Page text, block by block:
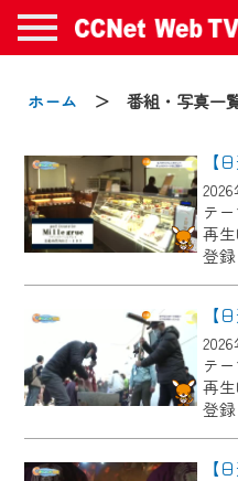
ホーム ＞ 番組・写真一
テ
再
登
テ
再
登
お
2024/09/02
動画配信サービス『
年9月24日からリニ
【変更点】
◆デザイン変更に
の動画コンテンツ
◆当社アプリやＰＣ
でも・どこでも・外
CCNetサービスエ
番組をご視聴いただ